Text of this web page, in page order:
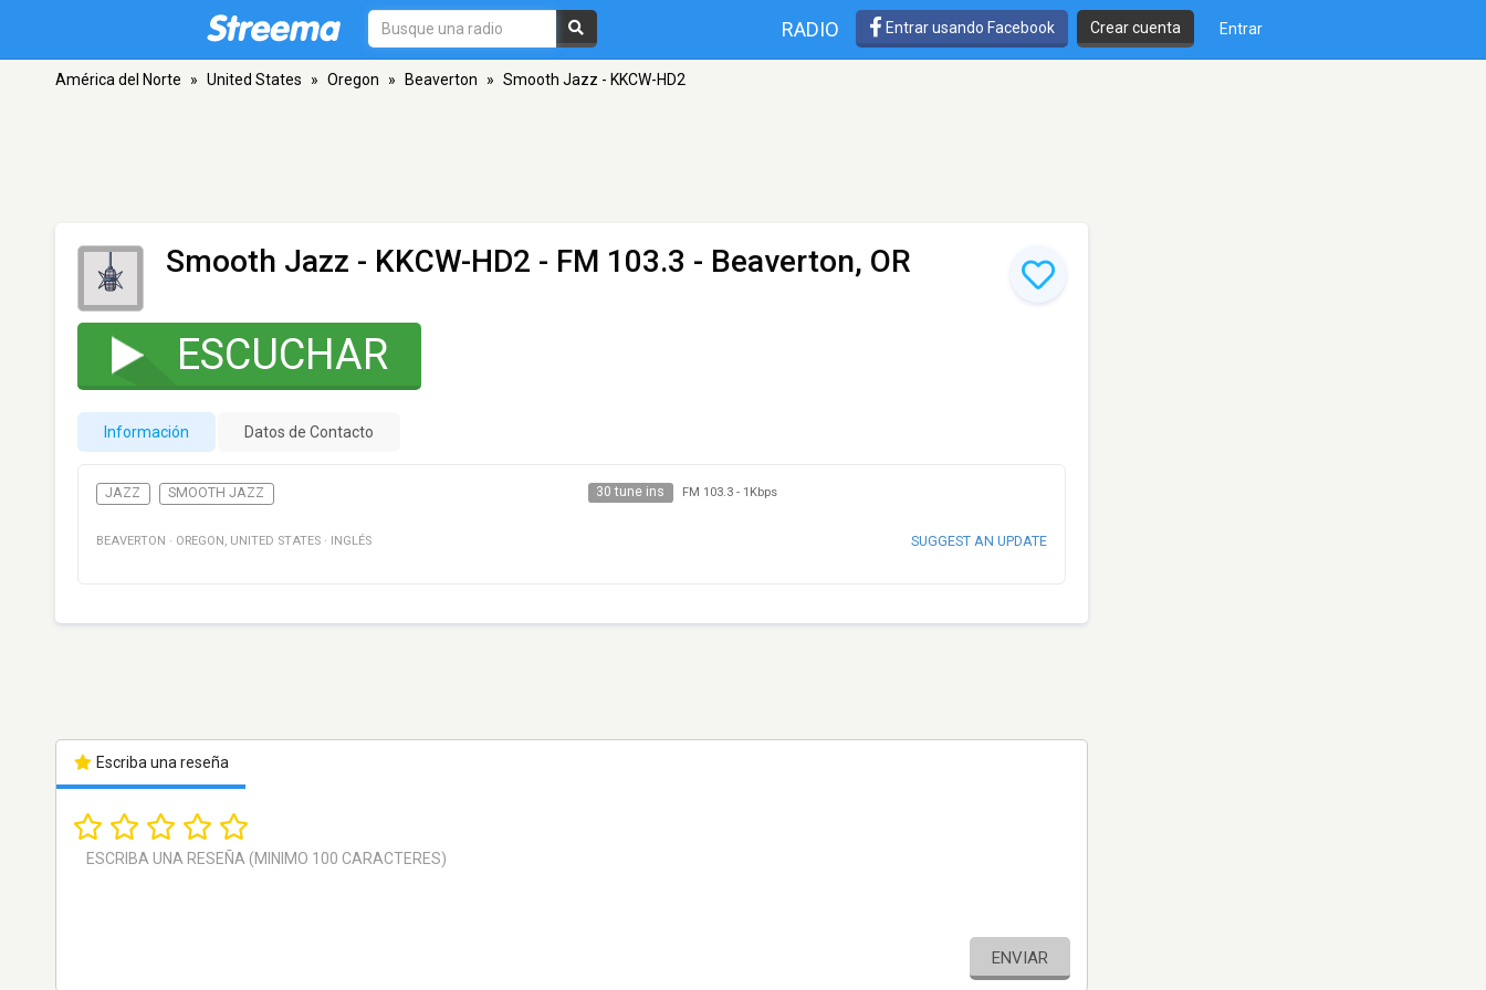
RADIO Entrar usando Facebook Crear cuenta Entrar
América del Norte » United States » Oregon » Beaverton » Smooth Jazz - KKCW-HD2
Smooth Jazz - KKCW-HD2 - FM 103.3 - Beaverton, OR
ESCUCHAR
Información Datos de Contacto
JAZZ SMOOTH JAZZ 30 tune ins FM 103.3- 1Kbps
BEAVERTON · OREGON , UNITED STATES · INGLÉS SUGGEST AN UPDATE
Escriba una reseña
ENVIAR